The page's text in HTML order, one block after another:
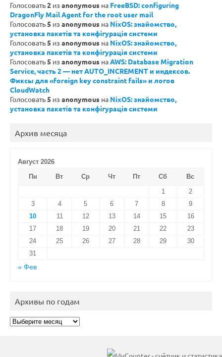
Голосовать2 из anonymous на FreeBSD: configuring
DragonFly Mail Agent for the root user mail
Голосовать5 из anonymous на NixOS: знайомство,
установка пакетів та конфігурація системи
Голосовать5 из anonymous на NixOS: знайомство,
установка пакетів та конфігурація системи
Голосовать5 из anonymous наAWS: Database Migration
Service, часть 2 — нет AUTO_INCREMENT и индексов.
Фиксы для «foreign key constraint fails» и логов
CloudWatch
Голосовать5 из anonymous на NixOS: знайомство,
установка пакетів та конфігурація системи
Архив месяца
Август 2026
Пн
Вт Ср Чт Пт Сб
Вс
1
2
3
4 5 6 7 8
9
10
11 12 13 14 15
16
17
18 19 20 21 22
23
24
25 26 27 28 29
30
31
« Фев
Архивы по годам
Архивы